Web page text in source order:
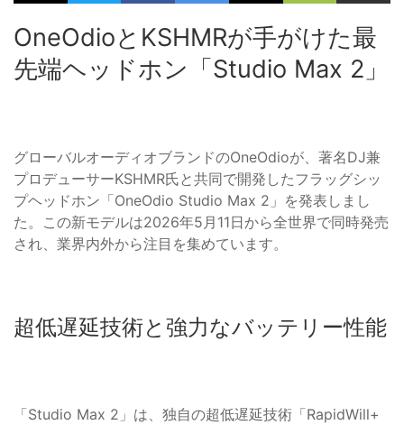
OneOdioとKSHMRが手がけた最
先端ヘッドホン「Studio Max 2」
グローバルオーディオブランドのOneOdioが、著名DJ兼
プロデューサーKSHMR氏と共同で開発したフラッグシッ
プヘッドホン「OneOdio Studio Max 2」を発表しまし
た。この新モデルは2026年5月11日から全世界で同時発売
され、業界内外から注目を集めています。
超低遅延技術と強力なバッテリー性能
「Studio Max 2」は、独自の超低遅延技術「RapidWill+